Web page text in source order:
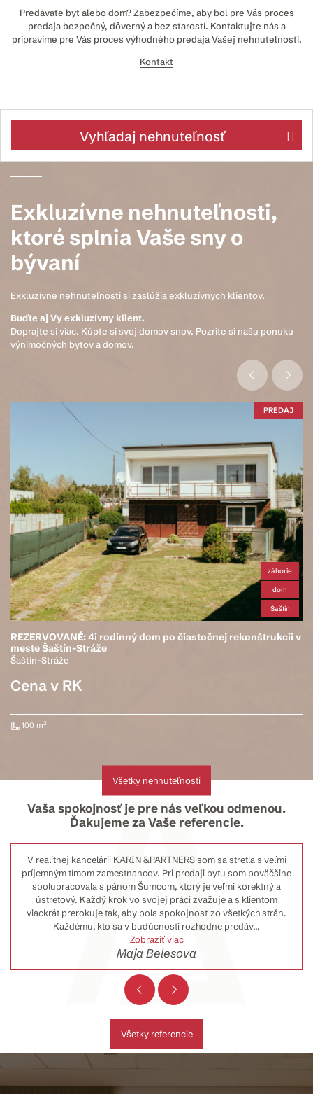
Predávate byt alebo dom? Zabezpečíme, aby bol pre Vás proces
predaja bezpečný, dôverný a bez starostí. Kontaktujte nás a
pripravíme pre Vás proces výhodného predaja Vašej nehnuteľnosti.
Kontakt
Vyhľadaj nehnuteľnosť
Exkluzívne nehnuteľnosti,
ktoré splnia Vaše sny o
bývaní
Exkluzívne nehnuteľnosti si zaslúžia exkluzívnych klientov.
Buďte aj Vy exkluzívny klient.
Doprajte si viac. Kúpte si svoj domov snov. Pozrite si našu ponuku
výnimočných bytov a domov.
PREDAJ
záhorie
dom
Šaštín
REZERVOVANÉ: 4i rodinný dom po čiastočnej rekonštrukcii v
meste Šaštín-Stráže
Šaštín-Stráže
Cena v RK
100 m2
Všetky nehnuteľnosti
Vaša spokojnosť je pre nás veľkou odmenou.
Ďakujeme za Vaše referencie.
V realitnej kancelárii KARIN &PARTNERS som sa stretla s veľmi
príjemným tímom zamestnancov. Pri predaji bytu som poväčšine
spolupracovala s pánom Šumcom, ktorý je veľmi korektný a
ústretový. Každý krok vo svojej práci zvažuje a s klientom
viackrát prerokuje tak, aby bola spokojnosť zo všetkých strán.
Každému, kto sa v budúcnosti rozhodne predáv...
Zobraziť viac
Maja Belesova
Všetky referencie